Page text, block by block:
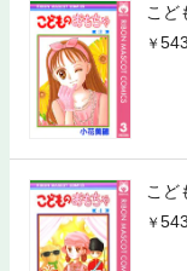
こど
543
こど
543